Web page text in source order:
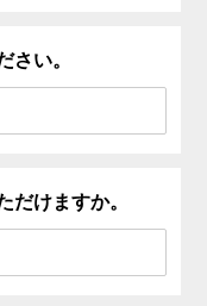
さい。
だけますか。